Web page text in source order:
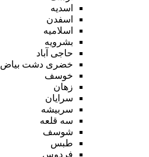
اسدیه
اسفدن
اسلامیه
بشرویه
حاجی آباد
خضری دشت بیاض
خوسف
زهان
سرایان
سربیشه
سه قلعه
شوسف
طبس
فردوس